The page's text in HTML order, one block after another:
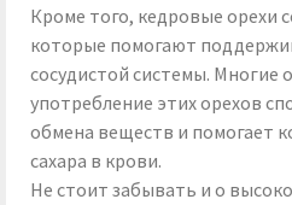
Кроме того, кедровые орехи
которые помогают
сосудистой системы. Многие
употребление этих орехов
обмена веществ и помогает
сахара в крови.
Не стоит забывать и о